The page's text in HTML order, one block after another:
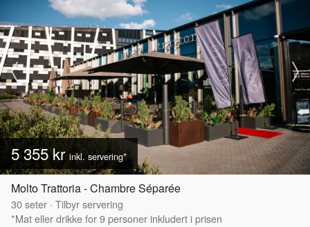
5 355 krinkl. servering*
Molto Trattoria - Chambre Séparée
30seter · Tilbyr servering
*Mat eller drikke for 9 personer inkludert i prisen